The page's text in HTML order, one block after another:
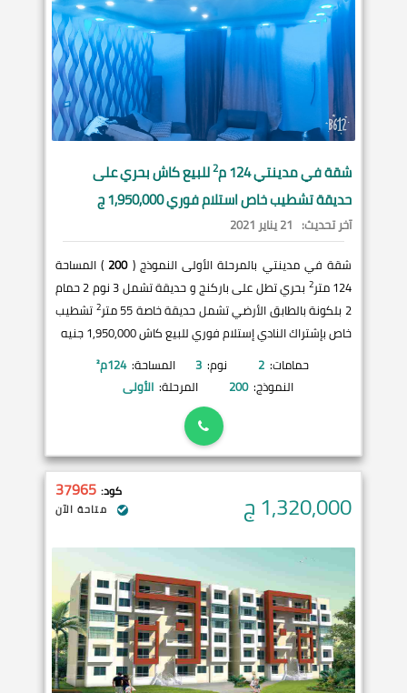
شقة فيمدينتي124 م 2للبيع كاش بحري على
حديقة تشطيب خاص استلام فوري 1,950,000 ج
آخر تحديث: 21 يناير 2021
شقة في مدينتي بالمرحلة الأولى النموذج (200) المساحة
124 متر
2
بحري تطل على باركنج و حديقة تشمل 3 نوم 2 حمام
2 بلكونة بالطابق الأرضي تشمل حديقة خاصة 55 متر
2 تشطيب
خاص بإشتراك النادي إستلام فوري للبيع كاش 1,950,000 جنيه
حمامات: 2 نوم: 3 المساحة: 124م²
النموذج: 200 المرحلة: الأولى
1,320,000ج كود: 37965
متاحة الآن